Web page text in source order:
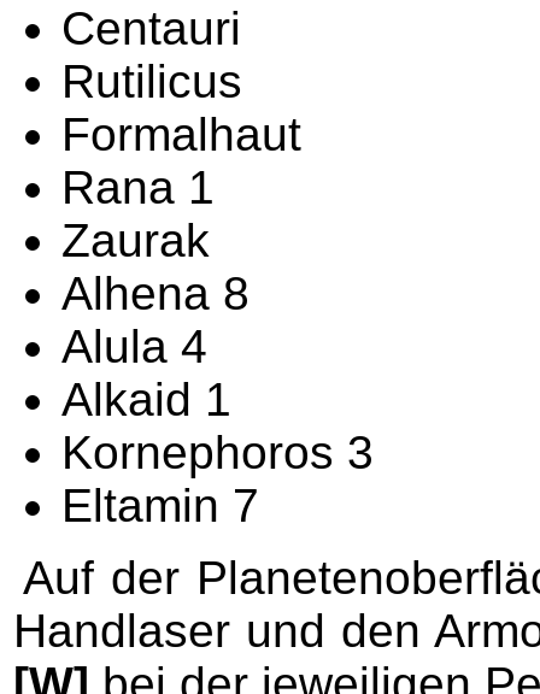
Centauri
Rutilicus
Formalhaut
Rana 1
Zaurak
Alhena 8
Alula 4
Alkaid 1
Kornephoros 3
Eltamin 7
Auf der
Handlaser und den
[W] bei der jeweiligen